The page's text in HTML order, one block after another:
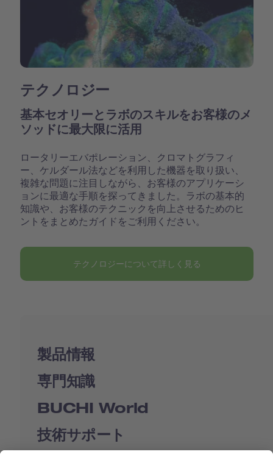
テクノロジー
基本セオリーとラボのスキルをお客様のメ
ソッドに最大限に活用
ロータリーエバポレーション、クロマトグラフィ
ー、ケルダール法などを利用した機器を取り扱い、
複雑な問題に注目しながら、お客様のアプリケーシ
ョンに最適な手順を探ってきました。ラボの基本的
知識や、お客様のテクニックを向上させるためのヒ
ントをまとめたガイドをご利用ください。
テクノロジーについて詳しく見る
製品情報
専門知識
BUCHI World
技術サポート